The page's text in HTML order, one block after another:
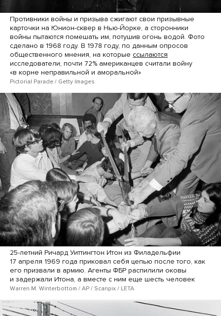
Противники войны и призыва сжигают свои призывные
карточки на Юнион-сквер в Нью-Йорке, а сторонники
войны пытаются помешать им, потушив огонь водой. Фото
сделано в 1968 году. В 1978 году, по данным опросов
общественного мнения, на которые ссылаются
исследователи, почти 72% американцев считали войну
«в корне неправильной и аморальной»
Pictorial Parade / Getty Images
25-летний Ричард Уиттингтон Итон из Филадельфии
17 апреля 1969 года приковал себя цепью после того, как
его призвали в армию. Агенты ФБР распилили оковы
и задержали Итона, а вместе с ним еще шесть человек
Warren M. Winterbottom / AP / Scanpix / LETA